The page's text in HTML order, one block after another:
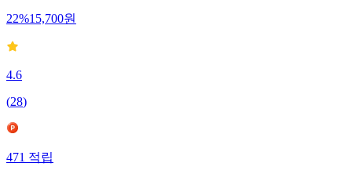
22%15,700원
4.6
(28)
471적립